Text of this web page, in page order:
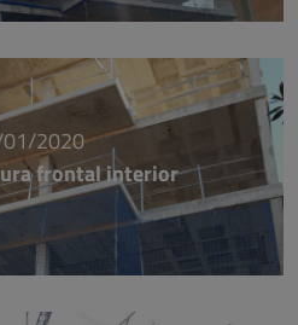
2020
frontal interior